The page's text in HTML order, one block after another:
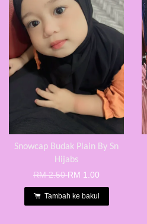
Snowcap Budak Plain By Sn
Hijabs
RM 2.50RM 1.00
Tambah ke bakul